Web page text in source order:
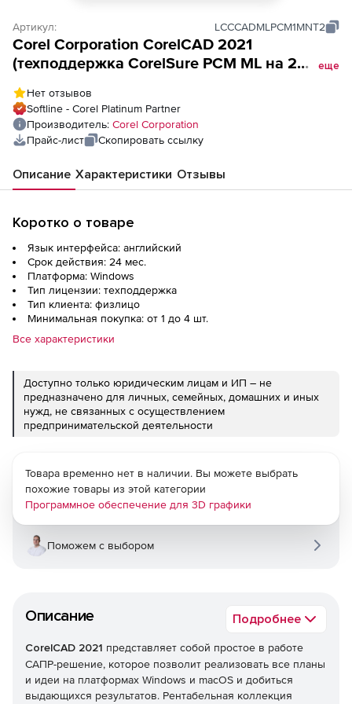
Артикул: LCCCADMLPCM1MNT2
Corel Corporation CorelCAD 2021
(техподдержка CorelSure PCM ML на 2
еще
Нет отзывов
Softline - Corel Platinum Partner
Производитель: Corel Corporation
Прайс-лист
Скопировать ссылку
Описание Характеристики Отзывы
Коротко о товаре
Язык интерфейса: английский
Срок действия: 24 мес.
Платформа: Windows
Тип лицензии: техподдержка
Тип клиента: физлицо
Минимальная покупка: от 1 до 4 шт.
Все характеристики
Доступно только юридическим лицам и ИП – не
предназначено для личных, семейных, домашних и иных
нужд, не связанных с осуществлением
предпринимательской деятельности
Описание Подробнее
CorelCAD 2021 представляет собой простое в работе
САПР-решение, которое позволит реализовать все планы
и идеи на платформах Windows и macOS и добиться
выдающихся результатов. Рентабельная коллекция
Товара временно нет в наличии. Вы можете выбрать
похожие товары из этой категории
Программное обеспечение для 3D графики
Поможем с выбором